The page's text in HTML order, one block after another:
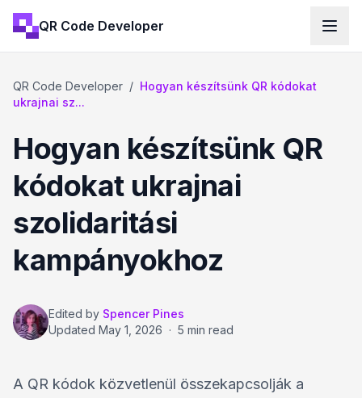
QR Code Developer
QR Code Developer / Hogyan készítsünk QR kódokat
ukrajnai sz...
Hogyan készítsünk QR
kódokat ukrajnai
szolidaritási
kampányokhoz
Edited by Spencer Pines
Updated May 1, 2026 · 5 min read
A QR kódok közvetlenül összekapcsolják a